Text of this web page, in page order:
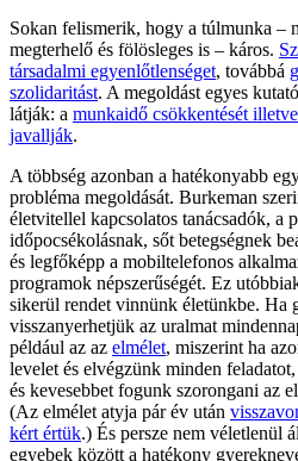
Sokan felismerik, hogy a túlmunka –
megterhelő és fölösleges is – káros.
társadalmi egyenlőtlenséget, továbbá
szolidaritást. A megoldást egyes
látják: a munkaidő csökkentését
javallják.
A többség azonban a hatékonyabb
probléma megoldását. Burkeman
életvitellel kapcsolatos tanácsadók, a
időpocsékolásnak, sőt betegségnek
és legfőképp a mobiltelefonos
programok népszerűségét. Ez
sikerül rendet vinnünk életünkbe. Ha
visszanyerhetjük az uralmat
például az az elmélet, miszerint ha
levelet és elvégzünk minden
és kevesebbet fogunk szorongani az
(Az elmélet atyja pár év után
kért értük.) És persze nem véletlenül
egyebek között a hatékony